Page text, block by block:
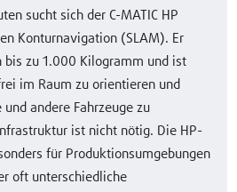
sucht sich der C-MATIC HP
Konturnavigation (SLAM). Er
bis zu 1.000 Kilogramm und ist
im Raum zu orientieren und
andere Fahrzeuge zu
ist nicht nötig. Die HP-
für Produktionsumgebungen
oft unterschiedliche